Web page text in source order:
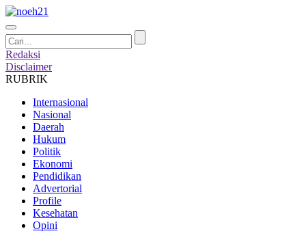
Redaksi
Disclaimer
RUBRIK
Internasional
Nasional
Daerah
Hukum
Politik
Ekonomi
Pendidikan
Advertorial
Profile
Kesehatan
Opini